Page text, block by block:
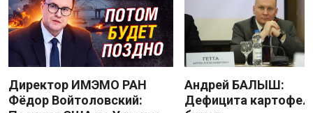
Директор ИМЭМО РАН
Фёдор Войтоловский:
Андрей БАЛЫШ:
Дефицита